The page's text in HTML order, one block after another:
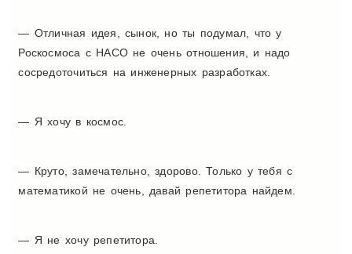
— Отличная идея, сынок, но ты подумал, что у
Роскосмоса с НАСО не очень отношения, и надо
сосредоточиться на инженерных разработках.
— Я хочу в космос.
— Круто, замечательно, здорово. Только у тебя с
математикой не очень, давай репетитора найдем.
— Я не хочу репетитора.